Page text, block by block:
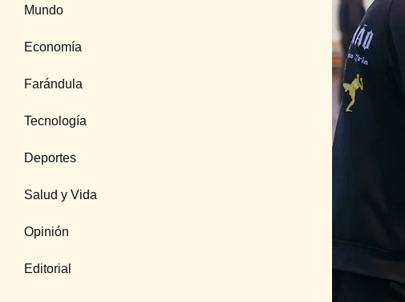
Mundo
Economía
Farándula
Tecnología
Deportes
Salud y Vida
Opinión
Editorial